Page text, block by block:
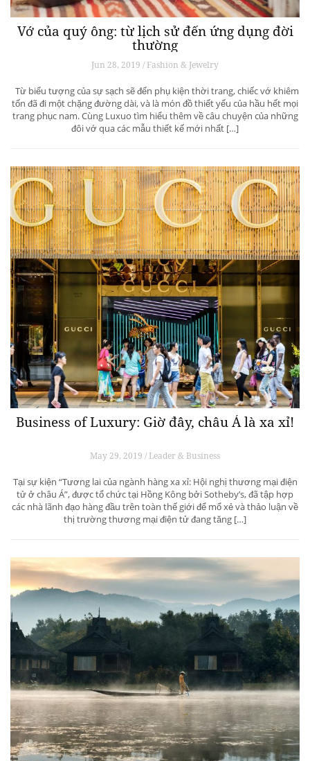
Vớ của quý ông: từ lịch sử đến ứng dụng đời
thường
Jun 28, 2019 / Fashion & Jewelry
Từ biểu tượng của sự sạch sẽ đến phụ kiện thời trang, chiếc vớ khiêm
tốn đã đi một chặng đường dài, và là món đồ thiết yếu của hầu hết mọi
trang phục nam. Cùng Luxuo tìm hiểu thêm về câu chuyện của những
đôi vớ qua các mẫu thiết kế mới nhất […]
Business of Luxury: Giờ đây, châu Á là xa xỉ!
May 29, 2019 / Leader & Business
Tại sự kiện “Tương lai của ngành hàng xa xỉ: Hội nghị thương mại điện
tử ở châu Á”, được tổ chức tại Hồng Kông bởi Sotheby’s, đã tập hợp
các nhà lãnh đạo hàng đầu trên toàn thế giới để mổ xẻ và thảo luận về
thị trường thương mại điện tử đang tăng […]